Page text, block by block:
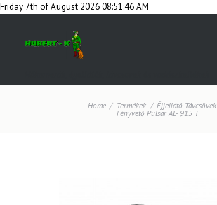
Friday 7th of August 2026 08:51:46 AM
Home Termékek Éjjellátó Távcsövek
Fényvető Pulsar AL- 915 T